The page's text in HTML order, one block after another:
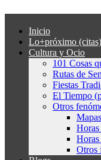
Inicio
Lo+próximo (citas)
Cultura y Ocio
101 Cosas
Rutas de
Fiestas
El Tiempo
Otros
Horas
Horas
Otros